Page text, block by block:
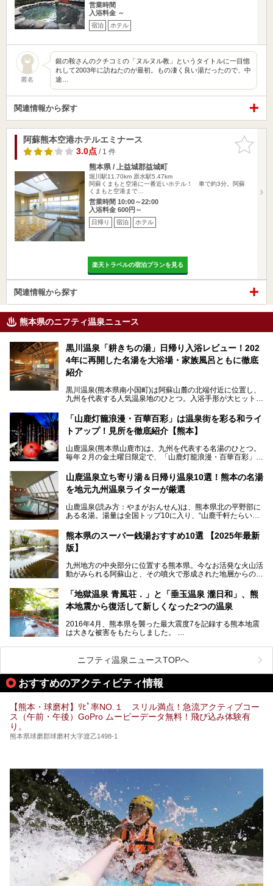
営業時間
入浴料金 ～
宿泊 ホテル
匿名
銀の鞍さんのクチコミの「ヌルヌル教」というタイトルに一目惚
れして2003年に訪ねたのが最初。もの凄く良い湯だったので、中
途…
関連情報から探す
お気に入
りに追加
阿蘇熊本空港ホテルエミナース
3.0点/ 1 件
熊本県 / 上益城郡益城町
堀川駅11.70km 原水駅5.47km
阿蘇くまもと空港に一番近いホテル！ 車で約3分。阿蘇
くまもと空港まで…
営業時間 10:00～22:00
入浴料金 600円～
日帰り 宿泊 ホテル
楽天トラベルの宿泊プランを見る
関連情報から探す
熊本県のニフティ温泉ニュース
黒川温泉「耕きちの湯」日帰り入浴レビュー！202
4年に再開した名湯を大浴場・家族風呂ともに徹底
紹介
黒川温泉(熊本県南小国町)は阿蘇山麓の北端付近に位置し、
九州を代表する人気温泉地のひとつ。入浴手形が大ヒット
す。
中でも「耕きち(こうきち)の湯」は露天風呂を持たないもの
り一度廃業しましたが、2024年10月に営業再開。数多くの
温泉ファンに注目される名湯です。
今回は再開した耕きちの湯を訪問し、全浴室(男女別大浴
「山鹿灯籠浪漫・百華百彩」は温泉街を彩る和ライ
トアップ！見所を徹底紹介【熊本】
山鹿温泉(熊本県山鹿市)は、九州を代表する名湯のひとつ。
毎年２月の金土曜日限定で、「山鹿灯籠浪漫・百華百彩」
ます。和傘や竹、ろうそくなどを用いて、和情緒たっぷりの
ライトアップが無料で楽しめます。
日、の合計8日間開催。今回は地元九州在住の筆者が、その
見所を徹底紹介。併せて、その他イベントや立ち寄り湯も併
山鹿温泉立ち寄り湯＆日帰り温泉10選！熊本の名湯
を地元九州温泉ライターが厳選
山鹿温泉(読み方：やまがおんせん)は、熊本県北の平野部に
ある名湯。湯量は全国トップ10に入り、“山鹿千軒たらいな
泉質であり、お湯の良さにも定評があります。
今回は地元九州の温泉ライターの私が実際に入浴した中か
設・家族風呂の3パターンに分類し、合計10施設を厳選して
ご紹介。ぜひ、湯めぐりの参考にして下さいね！
熊本県のスーパー銭湯おすすめ10選 【2025年最新
版】
九州地方の中央部分に位置する熊本県。今なお活発な火山活
動がみられる阿蘇山と、その噴火で形成された地層からの湧
す。
そんな熊本県は、県内の至るところから温泉が湧いている温
泉県でもあります。山鹿温泉、玉名温泉、黒川温泉、人吉温
出すスーパー銭湯が豊富です。なかでも注目のスーパー銭湯
をピックアップしました。
「地獄温泉 青風荘．」と「垂玉温泉 瀧日和」、熊
本地震から復活して新しくなった2つの温泉
2016年4月、熊本県を襲った最大震度7を記録する熊本地震
は大きな被害をもたらしました。
阿蘇山麓の南阿蘇村の「地獄温泉 清風荘」、そして「清風
荘」から400mほど離れた「垂玉（たるたま）温泉 山口旅
館」の2軒は、この地震による土砂崩れなどのために、一時
期は孤立状態に。もしかしたらこの時のニュースで、「地獄
温泉」と「垂玉温泉」の名前を知った人もいるかもしれませ
ん。
この2軒は今どうなっているのでしょうか。実は現在は「地
獄温泉 青風荘．」「垂玉温泉 瀧日和」として営業を再開し
します。
ニフティ温泉ニュースTOPへ
おすすめのアクティビティ情報
【熊本・球磨村】ﾘﾋﾟ率NO.１ スリル満点！急流アクティブコー
ス（午前・午後）GoPro ムービーデータ無料！飛び込み体験有
り。
熊本県球磨郡球磨村大字渡乙1498-1